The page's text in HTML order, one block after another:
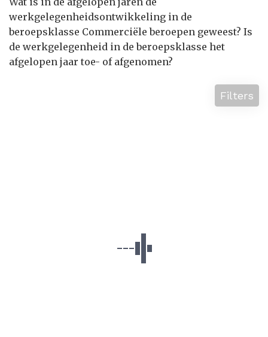
werkgelegenheidsontwikkeling in de
beroepsklasse Commerciële beroepen geweest? Is
de werkgelegenheid in de beroepsklasse het
afgelopen jaar toe- of afgenomen?
Filters